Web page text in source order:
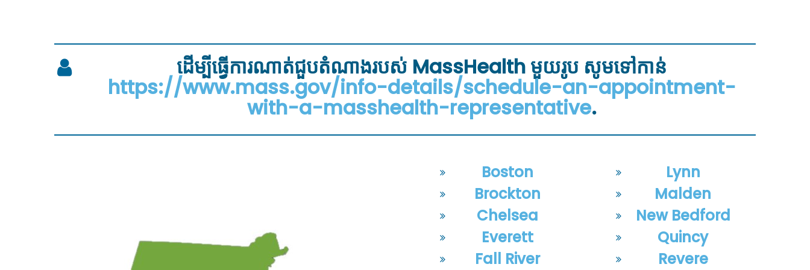
ដើម្បីធ្វើការណាត់ជួបតំណាងរបស់ MassHealth មួយរូប សូមទៅកាន់
https://www.mass.gov/info-details/schedule-an-appointment-
with-a-masshealth-representative.
Boston
Brockton
Chelsea
Everett
Fall River
Lynn
Malden
New Bedford
Quincy
Revere